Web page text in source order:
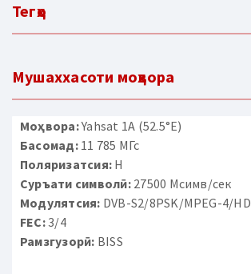
Тегҳо
Мушаххасоти моҳвора
Моҳвора:Yahsat 1A (52.5°E)
Басомад:11 785 МГс
Поляризатсия: H
Суръати символӣ:27500 Мсимв/сек
Модулятсия: DVB-S2/8PSK/MPEG-4/HD
FEC:3/4
Рамзгузорӣ: BISS